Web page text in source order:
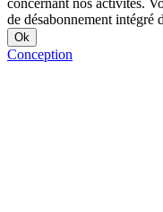
concernant nos activités.
de désabonnement intégré
Conception